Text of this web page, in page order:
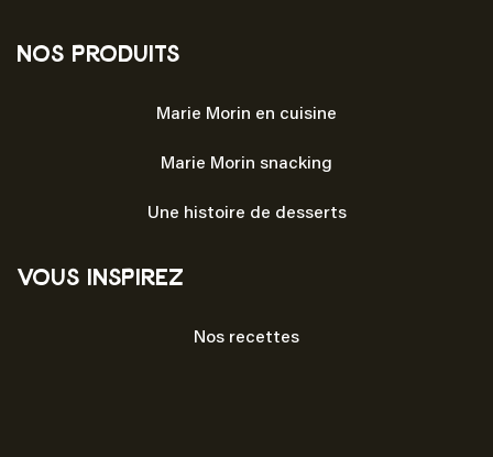
Nos produits
Marie Morin en cuisine
Marie Morin snacking
Une histoire de desserts
Vous inspirez
Nos recettes